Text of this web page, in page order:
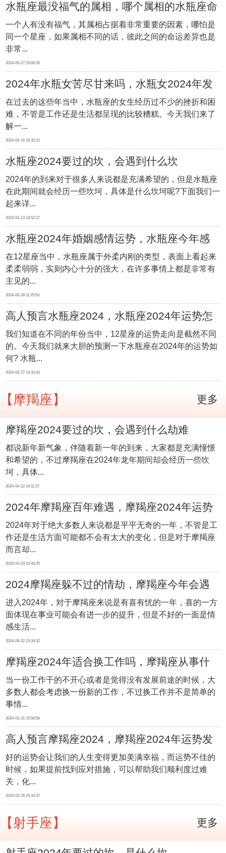
水瓶座最没福气的属相，哪个属相的水瓶座命
不好
一个人有没有福气，其属相占据着非常重要的因素，哪怕是
同一个星座，如果属相不同的话，彼此之间的命运差异也是
非常...
2024-05-27 15:06:30
2024年水瓶女苦尽甘来吗，水瓶女2024年发
展如何
在过去的这些年当中，水瓶座的女生经历过不少的挫折和困
难，不管是工作还是生活都呈现的比较糟糕。今天我们来了
解一...
2024-04-16 16:32:21
水瓶座2024要过的坎，会遇到什么坎
2024年的到来对于很多人来说都是充满希望的，但是水瓶座
在此期间就会经历一些坎坷，具体是什么坎坷呢?下面我们一
起来详...
2024-04-13 14:52:17
水瓶座2024年婚姻感情运势，水瓶座今年感
情发展如何
在12星座当中，水瓶座属于外柔内刚的类型，表面上看起来
柔柔弱弱，实则内心十分的强大，在许多事情上都是非常有
主见的...
2024-03-28 11:25:53
高人预言水瓶座2024，水瓶座2024年运势怎
样
我们知道在不同的年份当中，12星座的运势走向是截然不同
的。今天我们就来大胆的预测一下水瓶座在2024年的运势如
何? 水瓶...
2024-03-27 14:10:42
【摩羯座】 更多
摩羯座2024要过的坎，会遇到什么劫难
都说新年新气象，伴随着新一年的到来，大家都是充满憧憬
和希望的，不过摩羯座在2024年龙年期间却会经历一些坎
坷，具体...
2024-04-12 14:11:37
2024年摩羯座百年难遇，摩羯座2024年运势
如何
2024年对于绝大多数人来说都是平平无奇的一年，不管是工
作还是生活方面可能都不会有太大的变化，但是对于摩羯座
而言却...
2024-04-03 15:44:25
2024摩羯座躲不过的情劫，摩羯座今年会遇
到什么感情问题
进入2024年，对于摩羯座来说是有喜有忧的一年，喜的一方
面体现在事业可能会有进一步的提升，但是不好的一面是情
感生活...
2024-04-02 15:34:32
摩羯座2024年适合换工作吗，摩羯座从事什
么行业最好
当一份工作干的不开心或者是觉得没有发展前途的时候，大
多数人都会考虑换一份新的工作，不过换工作并不是简单的
事情...
2024-03-31 15:50:56
高人预言摩羯座2024，摩羯座2024年运势发
展怎样
好的运势会让我们的人生变得更加美满幸福，而运势不佳的
时候，如果提前找到应对措施，可以帮助我们顺利度过难
关，化...
2024-03-26 15:10:37
【射手座】 更多